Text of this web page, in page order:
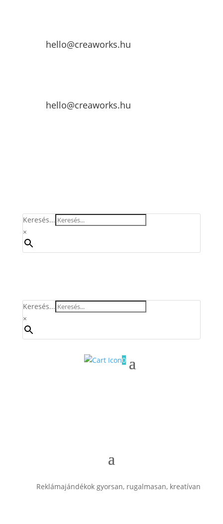
hello@creaworks.hu
hello@creaworks.hu
Keresés...
×
Keresés...
×
0
Reklámajándékok gyorsan, rugalmasan, kreatívan